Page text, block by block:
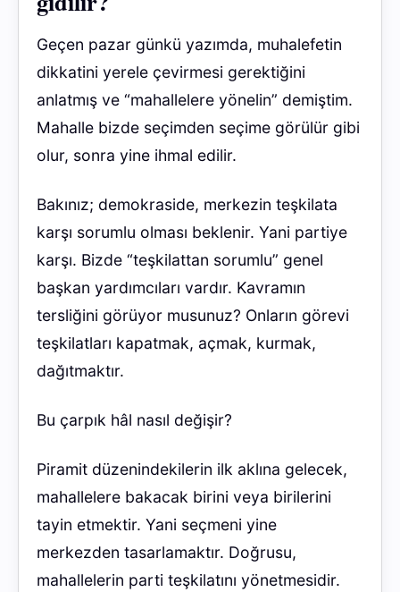
Geçen pazar günkü yazımda, muhalefetin
dikkatini yerele çevirmesi gerektiğini
anlatmış ve “mahallelere yönelin” demiştim.
Mahalle bizde seçimden seçime görülür gibi
olur, sonra yine ihmal edilir.
Bakınız; demokraside, merkezin teşkilata
karşı sorumlu olması beklenir. Yani partiye
karşı. Bizde “teşkilattan sorumlu” genel
başkan yardımcıları vardır. Kavramın
tersliğini görüyor musunuz? Onların görevi
teşkilatları kapatmak, açmak, kurmak,
dağıtmaktır.
Bu çarpık hâl nasıl değişir?
Piramit düzenindekilerin ilk aklına gelecek,
mahallelere bakacak birini veya birilerini
tayin etmektir. Yani seçmeni yine
merkezden tasarlamaktır. Doğrusu,
mahallelerin parti teşkilatını yönetmesidir.